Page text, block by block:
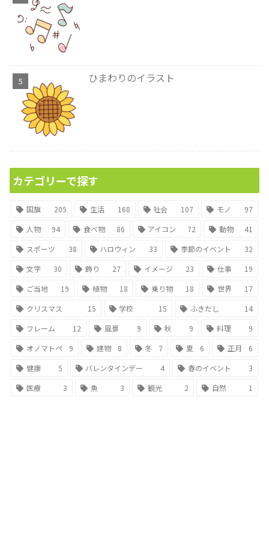
ひまわりのイラスト
カテゴリーで探す
国旗 205 生活 168 社会 107 モノ
97
人物
94 食べ物 86 アイコン 72 動物
41
スポーツ
38 ハロウィン 33 季節のイベント
32
文字
30 飾り 27 イメージ 23 仕事
19
ご当地
19 植物 18 乗り物 18 世界
17
クリスマス
15 学校 15 ふきだし
14
フレーム
12 風景 9 秋 9 料理
9
オノマトペ
9 建物 8 冬 7 夏 6 正月
6
健康
5 バレンタインデー 4 春のイベント
3
医療
3 魚 3 観光 2 自然 1